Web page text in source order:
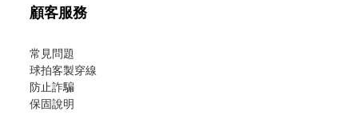
顧客服務
常見問題
球拍客製穿線
防止詐騙
保固說明